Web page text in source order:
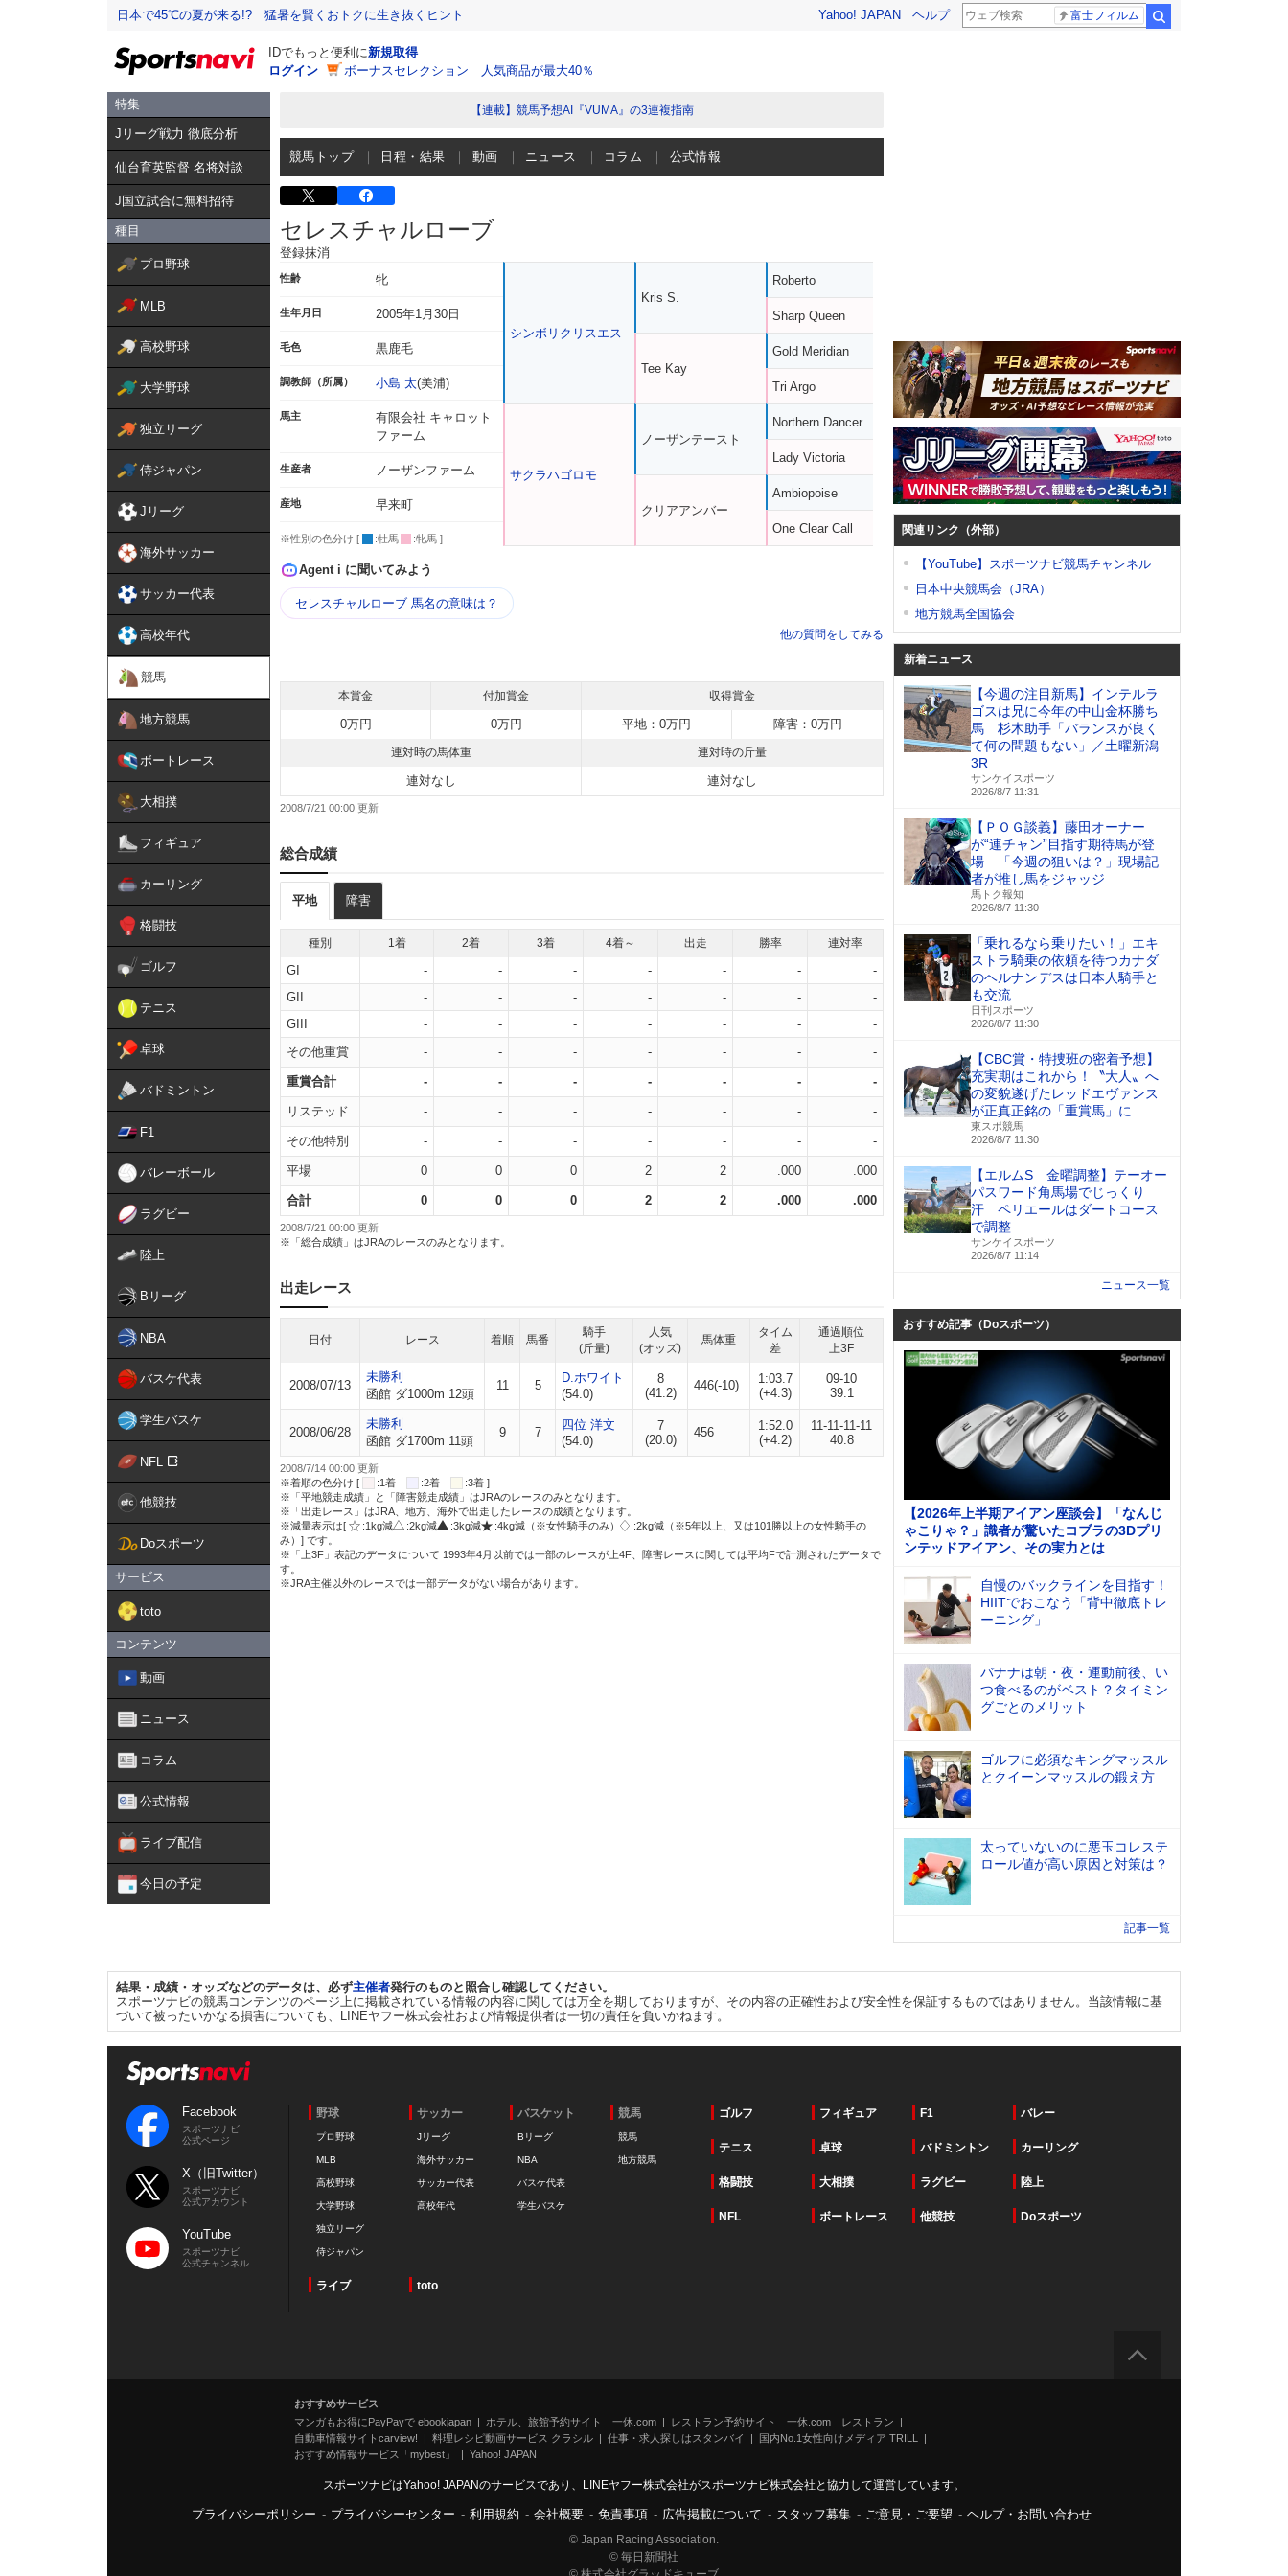
日本で45℃の夏が来る!? 猛暑を賢くおトクに生き抜くヒント Yahoo! JAPAN ヘルプ 富士フィルム
IDでもっと便利に新規取得
ログイン
ボーナスセレクション 人気商品が最大40％
特集
Jリーグ戦力 徹底分析
仙台育英監督 名将対談
J国立試合に無料招待
種目
プロ野球
MLB
高校野球
大学野球
独立リーグ
侍ジャパン
Jリーグ
海外サッカー
サッカー代表
高校年代
競馬
地方競馬
ボートレース
大相撲
フィギュア
カーリング
格闘技
ゴルフ
テニス
卓球
バドミントン
F1
バレーボール
ラグビー
陸上
Bリーグ
NBA
バスケ代表
学生バスケ
NFL
他競技
Doスポーツ
サービス
toto
コンテンツ
動画
ニュース
コラム
公式情報
ライブ配信
今日の予定
【連載】競馬予想AI『VUMA』の3連複指南
競馬トップ 日程・結果 動画 ニュース コラム 公式情報
セレスチャルローブ
登録抹消
性齢 牝
生年月日 2005年1月30日
毛色 黒鹿毛
調教師（所属） 小島 太(美浦)
馬主
有限会社 キャロット
ファーム
生産者 ノーザンファーム
産地 早来町
※性別の色分け [ :牡馬 :牝馬 ]
シンボリクリスエス
サクラハゴロモ
Kris S.
Tee Kay
ノーザンテースト
クリアアンバー
Roberto
Sharp Queen
Gold Meridian
Tri Argo
Northern Dancer
Lady Victoria
Ambiopoise
One Clear Call
Agent i に聞いてみよう
セレスチャルローブ 馬名の意味は？
他の質問をしてみる
本賞金 付加賞金 収得賞金
0万円 0万円 平地：0万円 障害：0万円
連対時の馬体重 連対時の斤量
連対なし 連対なし
2008/7/21 00:00
総合成績
平地 障害
種別 1着 2着 3着 4着～ 出走 勝率 連対率
GI - - - - - -
-
GII
- - - - - -
-
GIII
- - - - - -
-
その他重賞
- - - - - - -
重賞合計 - - - - - - -
リステッド - - - - - - -
その他特別 - - - - - - -
平場 0 0 0 2 2 .000 .000
合計 0 0 0 2 2 .000 .000
2008/7/21 00:00 更新
※「総合成績」はJRAのレースのみとなります。
出走レース
日付 レース 着順 馬番
騎手
(斤量)
人気
(オッズ)
馬体重
タイム
差
通過順位
上3F
2008/07/13
未勝利
函館 ダ1000m 12頭
11 5
D.ホワイト
(54.0)
8
(41.2)
446(-10)
1:03.7
(+4.3)
09-10
39.1
2008/06/28
未勝利
函館 ダ1700m 11頭
9 7
四位 洋文
(54.0)
7
(20.0)
456
1:52.0
(+4.2)
11-11-11-11
40.8
2008/7/14 00:00 更新
※着順の色分け [
:1着 :2着
:3着 ]
※「平地競走成績」と「障害競走成績」はJRAのレースのみとなります。
※「出走レース」はJRA、地方、海外で出走したレースの成績となります。
※減量表示は[
:1kg減 :2kg減 :3kg減 :4kg減（※女性騎手のみ）
:2kg減（※5年以上、又は101勝以上の女性騎手の
み）] です。
※「上3F」表記のデータについて 1993年4月以前では一部のレースが上4F、障害レースに関しては平均Fで計測されたデータで
す。
※JRA主催以外のレースでは一部データがない場合があります。
関連リンク（外部）
【YouTube】スポーツナビ競馬チャンネル
日本中央競馬会（JRA）
地方競馬全国協会
新着ニュース
【今週の注目新馬】インテルラ
ゴスは兄に今年の中山金杯勝ち
馬 杉木助手「バランスが良く
て何の問題もない」／土曜新潟
3R
サンケイスポーツ
2026/8/7 11:31
【ＰＯＧ談義】藤田オーナー
が“連チャン”目指す期待馬が登
場 「今週の狙いは？」現場記
者が推し馬をジャッジ
馬トク報知
2026/8/7 11:30
「乗れるなら乗りたい！」エキ
ストラ騎乗の依頼を待つカナダ
のヘルナンデスは日本人騎手と
も交流
日刊スポーツ
2026/8/7 11:30
【CBC賞・特捜班の密着予想】
充実期はこれから！〝大人〟へ
の変貌遂げたレッドエヴァンス
が正真正銘の「重賞馬」に
東スポ競馬
2026/8/7 11:30
【エルムS 金曜調整】テーオー
パスワード角馬場でじっくり
汗 ペリエールはダートコース
で調整
サンケイスポーツ
2026/8/7 11:14
ニュース一覧
おすすめ記事（Doスポーツ）
【2026年上半期アイアン座談会】「なんじ
ゃこりゃ？」識者が驚いたコブラの3Dプリ
ンテッドアイアン、その実力とは
自慢のバックラインを目指す！
HIITでおこなう「背中徹底トレ
ーニング」
バナナは朝・夜・運動前後、い
つ食べるのがベスト？タイミン
グごとのメリット
ゴルフに必須なキングマッスル
とクイーンマッスルの鍛え方
太っていないのに悪玉コレステ
ロール値が高い原因と対策は？
記事一覧
結果・成績・オッズなどのデータは、必ず主催者発行のものと照合し確認してください。
スポーツナビの競馬コンテンツのページ上に掲載されている情報の内容に関しては万全を期しておりますが、その内容の正確性および安全性を保証するものではありません。当該情報に基
づいて被ったいかなる損害についても、LINEヤフー株式会社および情報提供者は一切の責任を負いかねます。
Facebook
スポーツナビ
公式ページ
X（旧Twitter）
スポーツナビ
公式アカウント
YouTube
スポーツナビ
公式チャンネル
野球
プロ野球
MLB
高校野球
大学野球
独立リーグ
侍ジャパン
サッカー
Jリーグ
海外サッカー
サッカー代表
高校年代
バスケット
Bリーグ
NBA
バスケ代表
学生バスケ
競馬
競馬
地方競馬
ゴルフ フィギュア F1 バレー
テニス 卓球 バドミントン カーリング
格闘技 大相撲 ラグビー 陸上
NFL ボートレース 他競技 Doスポーツ
ライブ toto
おすすめサービス
マンガもお得にPayPayで ebookjapan
ホテル、旅館予約サイト 一休.com
レストラン予約サイト 一休.com レストラン
自動車情報サイトcarview!
料理レシピ動画サービス クラシル 仕事・求人探しはスタンバイ
国内No.1女性向けメディア TRILL
おすすめ情報サービス「mybest」
Yahoo! JAPAN
スポーツナビはYahoo! JAPANのサービスであり、LINEヤフー株式会社がスポーツナビ株式会社と協力して運営しています。
プライバシーポリシー - プライバシーセンター - 利用規約 - 会社概要 - 免責事項 - 広告掲載について - スタッフ募集 - ご意見・ご要望 - ヘルプ・お問い合わせ
© Japan Racing Association.
© 毎日新聞社